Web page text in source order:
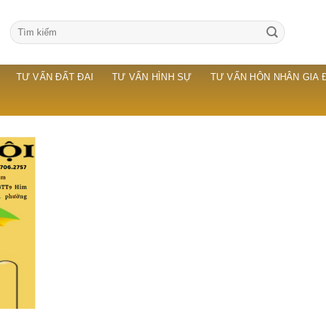
TƯ VẤN ĐẤT ĐAI TƯ VẤN HÌNH SỰ TƯ VẤN HÔN NHÂN GIA